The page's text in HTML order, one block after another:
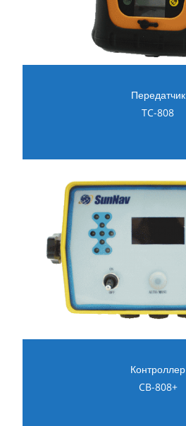
Передатчик
TC-808
Контроллер
CB-808+